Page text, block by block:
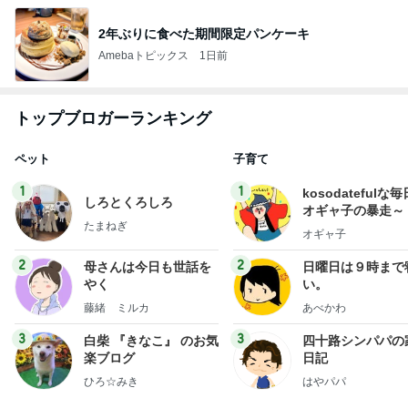
2年ぶりに食べた期間限定パンケーキ
Amebaトピックス 1日前
トップブロガーランキング
ペット
1
しろとくろしろ
たまねぎ
2
母さんは今日も世話を
やく
藤緒 ミルカ
3
白柴 『きなこ』 のお気
楽ブログ
ひろ☆みき
子育て
1
kosodatefulな毎
オギャ子の暴走～
オギャ子
2
日曜日は９時まで
い。
あべかわ
3
四十路シンパパの
日記
はやパパ